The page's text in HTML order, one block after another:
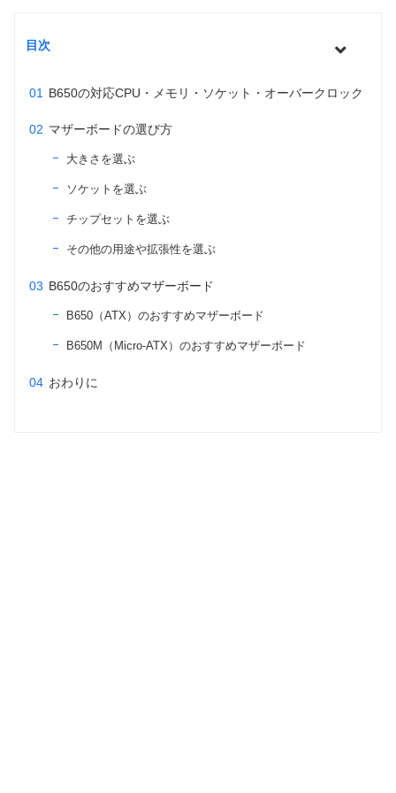
目次
B650の対応CPU・メモリ・ソケット・オーバークロック
マザーボードの選び方
大きさを選ぶ
ソケットを選ぶ
チップセットを選ぶ
その他の用途や拡張性を選ぶ
B650のおすすめマザーボード
B650（ATX）のおすすめマザーボード
B650M（Micro-ATX）のおすすめマザーボード
おわりに